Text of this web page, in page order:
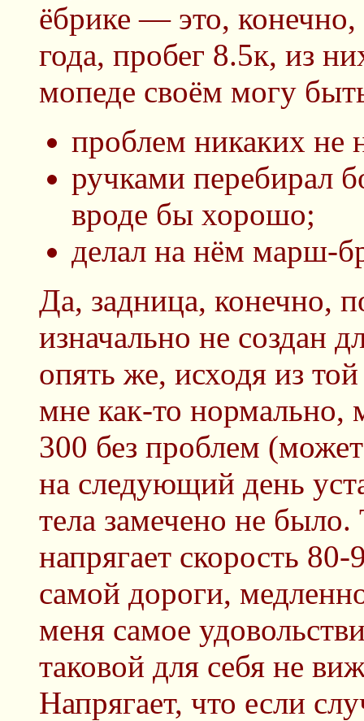
ёбрике — это,
года, пробег 8.5к, из
мопеде своём могу
проблем никаких не
ручками перебирал
вроде бы хорошо;
делал на нём марш-
Да, задница, конечно,
изначально не создан
опять же, исходя из
мне как-то нормально,
300 без проблем
на следующий день
тела замечено не
напрягает скорость
самой дороги,
меня самое
таковой для себя не
Напрягает, что если